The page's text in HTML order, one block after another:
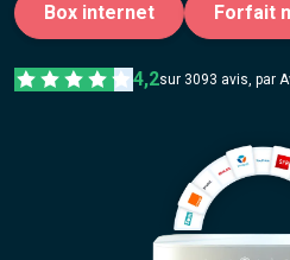
Box internet Forfait
4,2sur 3093 avis, par